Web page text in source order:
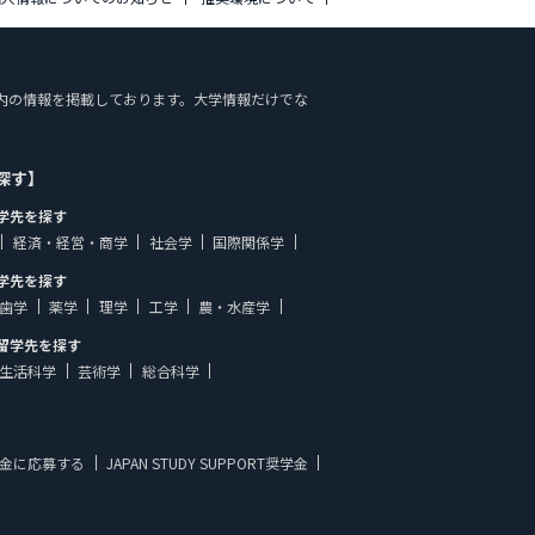
の情報を掲載しております。大学情報だけでな
】
先を探す
経済・経営・商学
社会学
国際関係学
先を探す
学
薬学 理学 工学
農・水産学
学先を探す
生活科学
芸術学 総合科学
に応募する JAPAN STUDY SUPPORT奨学金